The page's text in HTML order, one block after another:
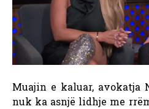
Muajin e kaluar, avokatja
nuk ka asnjë lidhje me